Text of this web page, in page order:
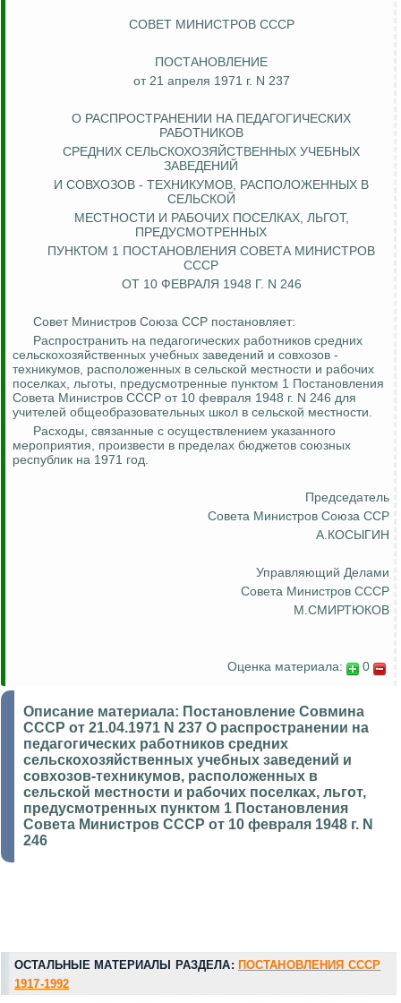
СОВЕТ МИНИСТРОВ СССР
ПОСТАНОВЛЕНИЕ
от 21 апреля 1971 г. N 237
О РАСПРОСТРАНЕНИИ НА ПЕДАГОГИЧЕСКИХ
РАБОТНИКОВ
СРЕДНИХ СЕЛЬСКОХОЗЯЙСТВЕННЫХ УЧЕБНЫХ
ЗАВЕДЕНИЙ
И СОВХОЗОВ - ТЕХНИКУМОВ, РАСПОЛОЖЕННЫХ В
СЕЛЬСКОЙ
МЕСТНОСТИ И РАБОЧИХ ПОСЕЛКАХ, ЛЬГОТ,
ПРЕДУСМОТРЕННЫХ
ПУНКТОМ 1 ПОСТАНОВЛЕНИЯ СОВЕТА МИНИСТРОВ
СССР
ОТ 10 ФЕВРАЛЯ 1948 Г. N 246
Совет Министров Союза ССР постановляет:
Распространить на педагогических работников средних
сельскохозяйственных учебных заведений и совхозов -
техникумов, расположенных в сельской местности и рабочих
поселках, льготы, предусмотренные пунктом 1 Постановления
Совета Министров СССР от 10 февраля 1948 г. N 246 для
учителей общеобразовательных школ в сельской местности.
Расходы, связанные с осуществлением указанного
мероприятия, произвести в пределах бюджетов союзных
республик на 1971 год.
Председатель
Совета Министров Союза ССР
А.КОСЫГИН
Управляющий Делами
Совета Министров СССР
М.СМИРТЮКОВ
Оценка материала: 0
Описание материала: Постановление Совмина
СССР от 21.04.1971 N 237 О распространении на
педагогических работников средних
сельскохозяйственных учебных заведений и
совхозов-техникумов, расположенных в
сельской местности и рабочих поселках, льгот,
предусмотренных пунктом 1 Постановления
Совета Министров СССР от 10 февраля 1948 г. N
246
ОСТАЛЬНЫЕ МАТЕРИАЛЫ РАЗДЕЛА: ПОСТАНОВЛЕНИЯ СССР
1917-1992